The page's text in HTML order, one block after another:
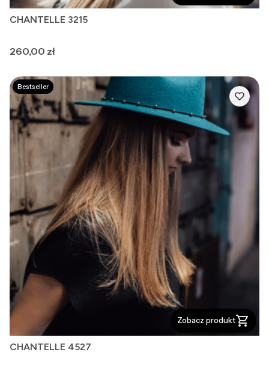
CHANTELLE 3215
Cena
260,00 zł
Bestseller
Zobacz produkt
CHANTELLE 4527